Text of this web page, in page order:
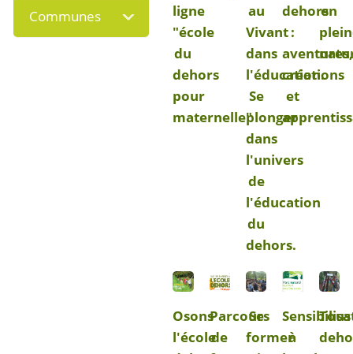
Communes
ligne
"école
du
dehors
pour
maternelle"
au
Vivant
dans
l'éducation.
Se
plonger
dans
l'univers
de
l'éducation
du
dehors.
dehors
:
aventures,
créations
et
en
Osons
l'école
Parcours
de
Se
former
à
Tous